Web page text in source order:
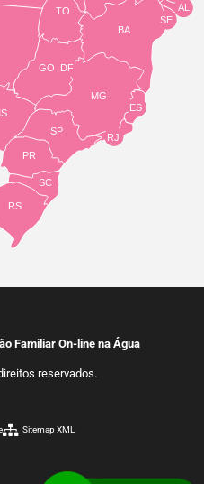
TO
BA
SE
AL
GO
PR
SC
RS
SP
MG
RJ
ES
DF
Familiar On-line na Água
reservados.
Sitemap XML